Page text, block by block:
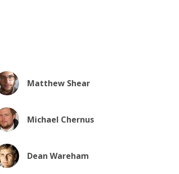
Matthew Shear
Michael Chernus
Dean Wareham